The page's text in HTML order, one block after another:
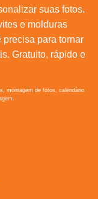
suas fotos.
e molduras
precisa para tornar
Gratuito, rápido e
montagem de fotos, calendário